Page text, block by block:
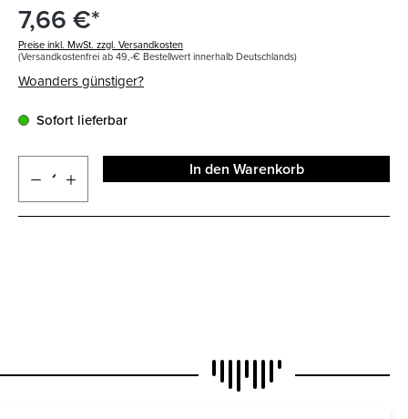
7,66 €*
Preise inkl. MwSt. zzgl. Versandkosten
(Versandkostenfrei ab 49,-€ Bestellwert innerhalb Deutschlands)
Woanders günstiger?
Sofort lieferbar
In den Warenkorb